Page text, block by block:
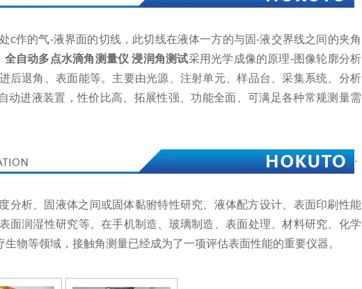
c作的气-液界面的切线，此切线在液体一方的与固-液交界线之间的夹角
全自动多点水滴角测量仪 浸润角测试采用光学成像的原理-图像轮廓分析
后退角、表面能等。主要由光源、注射单元、样品台、采集系统、分析
动进液装置，性价比高、拓展性强、功能全面、可满足各种常规测量需
.
分析、固液体之间或固体黏驸特性研究、液体配方设计、表面印刷性能
面润湿性研究等。在手机制造、玻璃制造、表面处理、材料研究、化学
物等领域，接触角测量已经成为了一项评估表面性能的重要仪器。